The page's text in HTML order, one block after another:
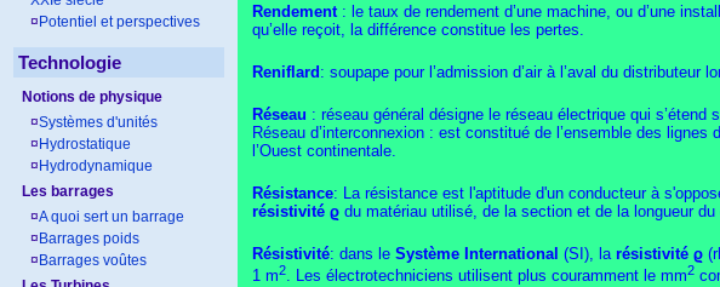
¤ Potentiel et perspectives
Technologie
Notions de physique
¤Systèmes d'unités
¤ Hydrostatique
¤ Hydrodynamique
Les barrages
¤A quoi sert un barrage
¤ Barrages poids
¤ Barrages voûtes
Rendement: le taux de rendement d’une machine, ou d’une
qu’elle reçoit, la différence constitue les pertes.
Reniflard : soupape pour l’admission d’air à l’aval du distributeur
Réseau : réseau général désigne le réseau électrique qui s’étend
Réseau d’interconnexion : est constitué de l’ensemble des
l’Ouest continentale.
Résistance: La résistance est l'aptitude d'un conducteur à
résistivité ϱ du matériau utilisé, de la section et de la longueur
Résistivité: dans le Système International (SI), la résistivité ϱ
1 m2. Les électrotechniciens utilisent plus couramment le mm2